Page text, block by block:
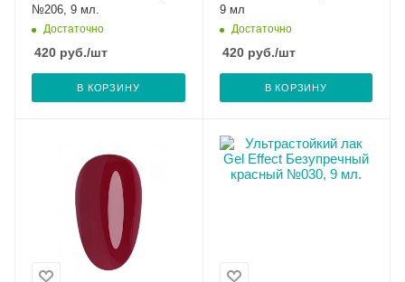
№206, 9 мл.
Достаточно
420 руб./шт
В КОРЗИНУ
9 мл
Достаточно
420руб./шт
В КОРЗИНУ